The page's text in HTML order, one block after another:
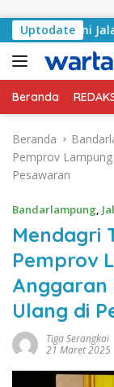
Uptodate
Jalan RA
Beranda
Beranda
Pemprov
Pesawaran
Bandarlampung,
Mendagri
Pemprov
Anggaran
Ulang di
Tiga Serangkai
21 Maret 2025